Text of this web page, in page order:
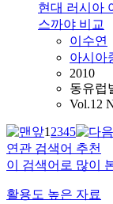
현대 러시아
스까야 비교
이수연
아시아
2010
동유럽
Vol.12
12345
연관 검색어 추천
이 검색어로 많이
활용도 높은 자료